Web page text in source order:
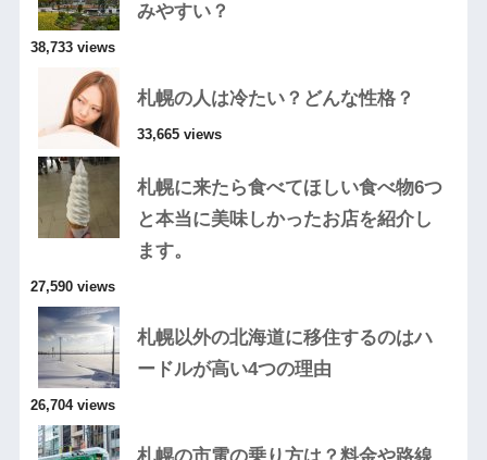
みやすい？
38,733 views
札幌の人は冷たい？どんな性格？
33,665 views
札幌に来たら食べてほしい食べ物6つ
と本当に美味しかったお店を紹介し
ます。
27,590 views
札幌以外の北海道に移住するのはハ
ードルが高い4つの理由
26,704 views